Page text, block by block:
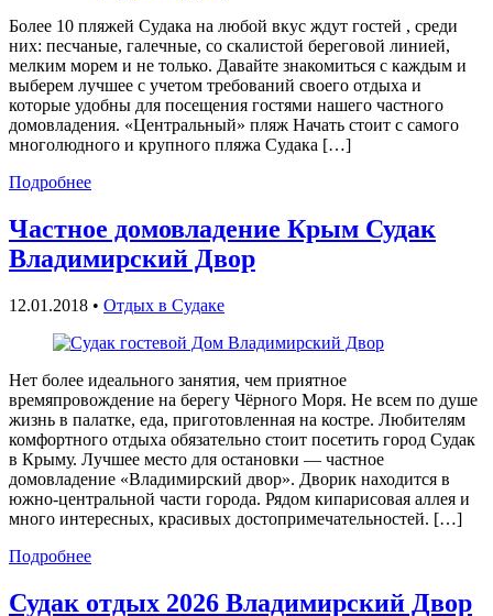
Более 10 пляжей Судака на любой вкус ждут гостей , среди
них: песчаные, галечные, со скалистой береговой линией,
мелким морем и не только. Давайте знакомиться с каждым и
выберем лучшее с учетом требований своего отдыха и
которые удобны для посещения гостями нашего частного
домовладения. «Центральный» пляж Начать стоит с самого
многолюдного и крупного пляжа Судака […]
Подробнее
Частное домовладение Крым Судак
Владимирский Двор
12.01.2018 • Отдых в Судаке
Нет более идеального занятия, чем приятное
времяпровождение на берегу Чёрного Моря. Не всем по душе
жизнь в палатке, еда, приготовленная на костре. Любителям
комфортного отдыха обязательно стоит посетить город Судак
в Крыму. Лучшее место для остановки — частное
домовладение «Владимирский двор». Дворик находится в
южно-центральной части города. Рядом кипарисовая аллея и
много интересных, красивых достопримечательностей. […]
Подробнее
Судак отдых 2026 Владимирский Двор